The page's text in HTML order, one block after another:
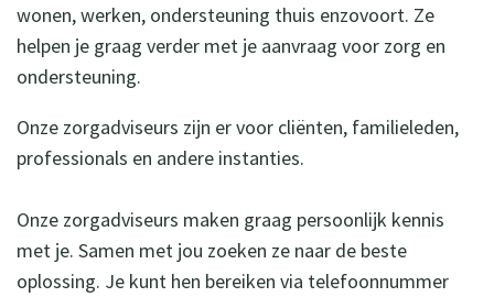
wonen, werken, ondersteuning thuis enzovoort. Ze
helpen je graag verder met je aanvraag voor zorg en
ondersteuning.
Onze zorgadviseurs zijn er voor cliënten, familieleden,
professionals en andere instanties.
Onze zorgadviseurs maken graag persoonlijk kennis
met je. Samen met jou zoeken ze naar de beste
oplossing. Je kunt hen bereiken via telefoonnummer